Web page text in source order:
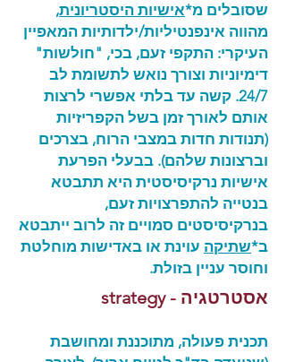
שסובלים מ*אישיות היסטריונית,
מהווה אינפנטיליות/ילדותיות המאפיין
העיקרי: התקפי זעם, בכי, "חולשות"
דימיוניות וצורך נואש לתשומת לב
24/7. קשה עד בלתי אפשרי לרצות
אותם לאורך זמן בשל הקפריזיות
(תנודות חדות במצבי הרוח, בצרכים
וברצונות שלהם). בבעלי הפרעת
אישיות נרקיסיסטית היא תתבטא
בנטייה להתפרצויות זעם,
בנרקיסיסטים סמויים זה לרוב ייתבטא
ב*שתיקה עוינת או באדישות מוחלטת
וחוסר עניין בזולת.
אסטרטגיה - strategy
תכנית פעולה, מתוכננת ומחושבת